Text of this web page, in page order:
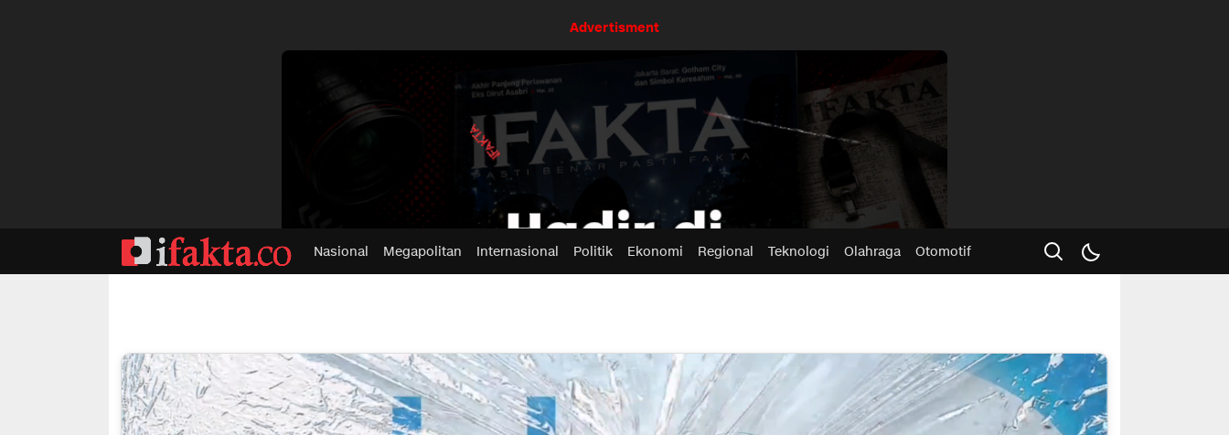
Advertisment
Nasional Megapolitan Internasional Politik Ekonomi Regional Teknologi Olahraga Otomotif